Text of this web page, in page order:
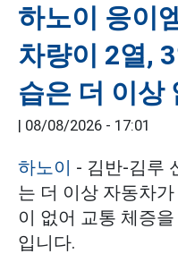
하노이 응이
차량이 2열,
습은 더 이상
| 08/08/2026 - 17:01
하노이 - 김반-김루
는 더 이상 자동차
이 없어 교통 체증
입니다.